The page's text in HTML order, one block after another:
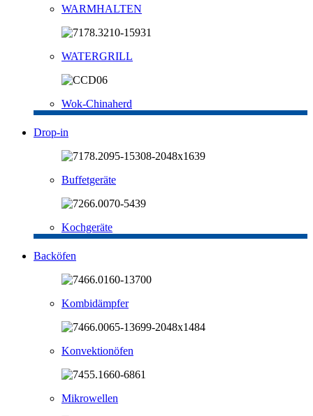
WARMHALTEN
WATERGRILL
Wok-Chinaherd
Drop-in
Buffetgeräte
Kochgeräte
Backöfen
Kombidämpfer
Konvektionöfen
Mikrowellen